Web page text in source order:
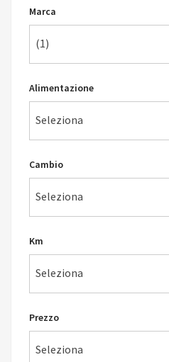
Marca
(1)
Alimentazione
Seleziona
Cambio
Seleziona
Km
Seleziona
Prezzo
Seleziona